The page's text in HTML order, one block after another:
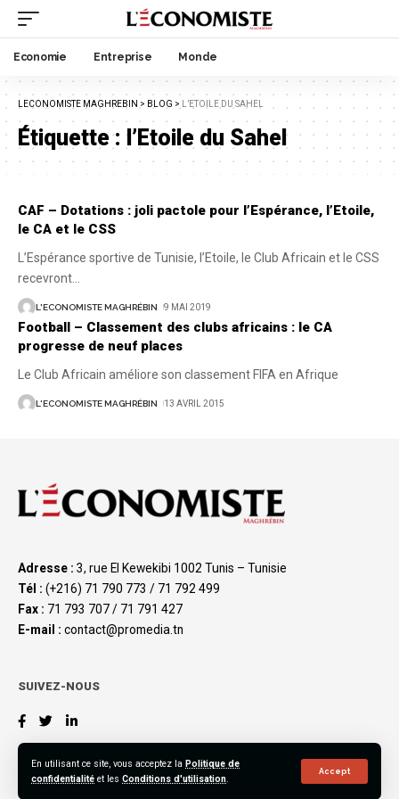
En utilisant ce site, vous acceptez la Politique de
confidentialité et les Conditions d'utilisation.
Accept
Economie Entreprise Monde
LECONOMISTE MAGHREBIN > BLOG > L’ETOILE DU SAHEL
Étiquette :l’Etoile du Sahel
CAF – Dotations : joli pactole pour l’Espérance, l’Etoile,
le CA et le CSS
L’Espérance sportive de Tunisie, l’Etoile, le Club Africain et le CSS
recevront
L'ECONOMISTE MAGHRÉBIN 9 MAI 2019
Football – Classement des clubs africains : le CA
progresse de neuf places
Le Club Africain améliore son classement FIFA en Afrique
L'ECONOMISTE MAGHRÉBIN 13 AVRIL 2015
Adresse : 3, rue El Kewekibi 1002 Tunis – Tunisie
Tél : (+216) 71 790 773 / 71 792 499
Fax : 71 793 707 / 71 791 427
E-mail : contact@promedia.tn
SUIVEZ-NOUS
©2023 L’Économiste Maghrébin, All Rights Reserved